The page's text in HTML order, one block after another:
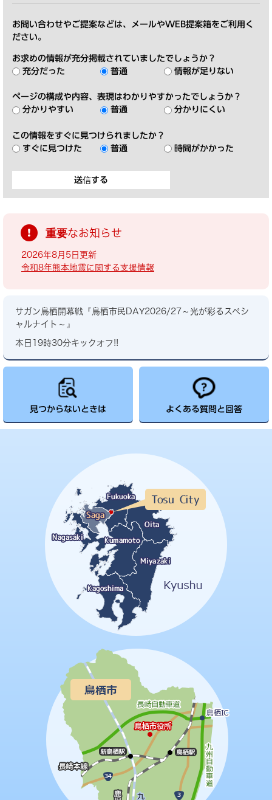
お問い合わせやご提案などは、メールやWEB提案箱をご利用く
ださい。
お求めの情報が充分掲載されていましたでしょうか？
充分だった
普通 情報が足りない
ページの構成や内容、表現はわかりやすかったでしょうか？
分かりやすい
普通 分かりにくい
この情報をすぐに見つけられましたか？
すぐに見つけた
普通 時間がかかった
重要なお知らせ
2026年8月5日更新
令和8年熊本地震に関する支援情報
サガン鳥栖開幕戦『鳥栖市民DAY2026/27～光が彩るスペシ
ャルナイト～』
本日19時30分キックオフ!!
見つからないときは よくある質問と回答